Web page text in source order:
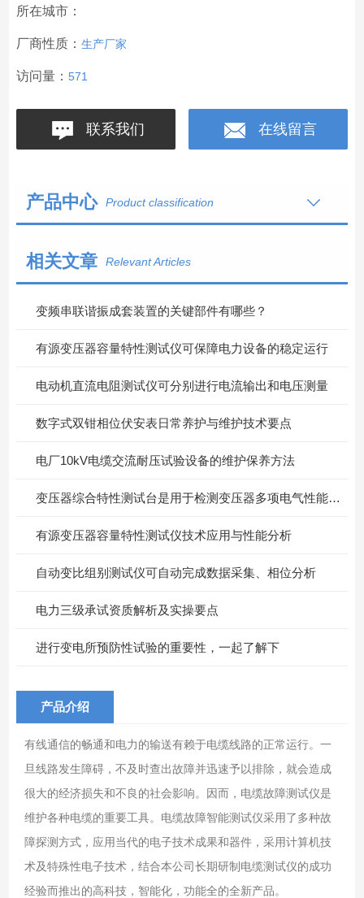
所在城市：
厂商性质： 生产厂家
访问量： 571
联系我们 在线留言
产品中心 Product classification
相关文章 Relevant Articles
变频串联谐振成套装置的关键部件有哪些？
有源变压器容量特性测试仪可保障电力设备的稳定运行
电动机直流电阻测试仪可分别进行电流输出和电压测量
数字式双钳相位伏安表日常养护与维护技术要点
电厂10kV电缆交流耐压试验设备的维护保养方法
变压器综合特性测试台是用于检测变压器多项电气性能的重要设备
有源变压器容量特性测试仪技术应用与性能分析
自动变比组别测试仪可自动完成数据采集、相位分析
电力三级承试资质解析及实操要点
进行变电所预防性试验的重要性，一起了解下
产品介绍
有线通信的畅通和电力的输送有赖于电缆线路的正常运行。一
旦线路发生障碍，不及时查出故障并迅速予以排除，就会造成
很大的经济损失和不良的社会影响。因而，电缆故障测试仪是
维护各种电缆的重要工具。电缆故障智能测试仪采用了多种故
障探测方式，应用当代的电子技术成果和器件，采用计算机技
术及特殊性电子技术，结合本公司长期研制电缆测试仪的成功
经验而推出的高科技，智能化，功能全的全新产品。